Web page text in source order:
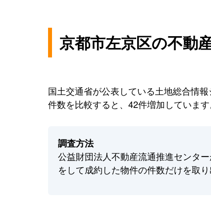
京都市左京区の不動
国土交通省が公表している土地総合情
件数を比較すると、42件増加しています
調査方法
公益財団法人不動産流通推進センタ
をして成約した物件の件数だけを取